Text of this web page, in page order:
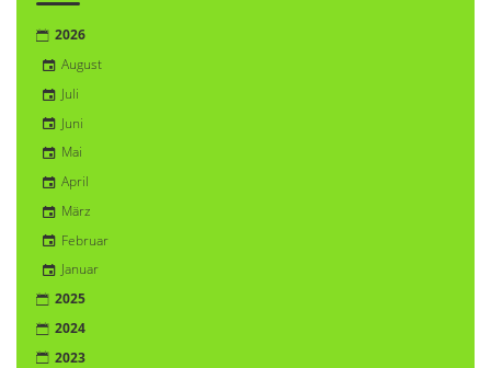
2026
August
Juli
Juni
Mai
April
März
Februar
Januar
2025
2024
2023